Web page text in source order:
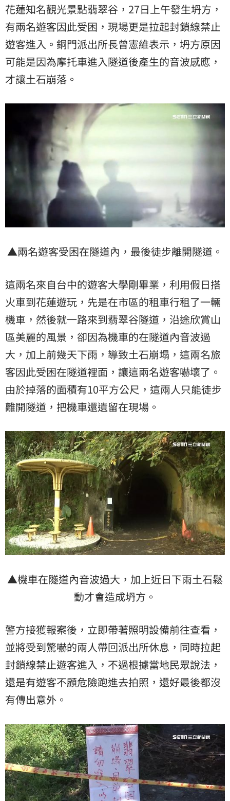
花蓮知名觀光景點翡翠谷，27日上午發生坍方，
有兩名遊客因此受困，現場更是拉起封鎖線禁止
遊客進入。銅門派出所長曾憲維表示，坍方原因
可能是因為摩托車進入隧道後產生的音波感應，
才讓土石崩落。
▲兩名遊客受困在隧道內，最後徒步離開隧道。
這兩名來自台中的遊客大學剛畢業，利用假日搭
火車到花蓮遊玩，先是在市區的租車行租了一輛
機車，然後就一路來到翡翠谷隧道，沿途欣賞山
區美麗的風景，卻因為機車的在隧道內音波過
大，加上前幾天下雨，導致土石崩塌，這兩名旅
客因此受困在隧道裡面，讓這兩名遊客嚇壞了。
由於掉落的面積有10平方公尺，這兩人只能徒步
離開隧道，把機車還遺留在現場。
▲機車在隧道內音波過大，加上近日下雨土石鬆
動才會造成坍方。
警方接獲報案後，立即帶著照明設備前往查看，
並將受到驚嚇的兩人帶回派出所休息，同時拉起
封鎖線禁止遊客進入，不過根據當地民眾說法，
還是有遊客不顧危險跑進去拍照，還好最後都沒
有傳出意外。